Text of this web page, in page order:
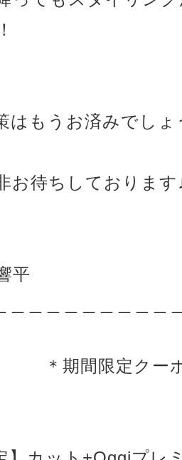
はもうお済みでしょ
お待ちしております
平
定クーポン